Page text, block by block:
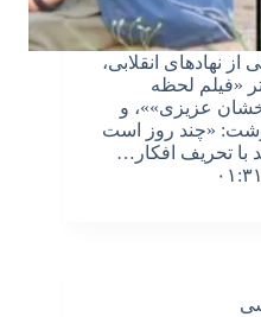
نهادهای انقلابی،
«فیلم لحظه
عزیزی»»، و
«چند روز است
با تحریف افکار…